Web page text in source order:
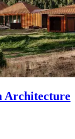
Architecture